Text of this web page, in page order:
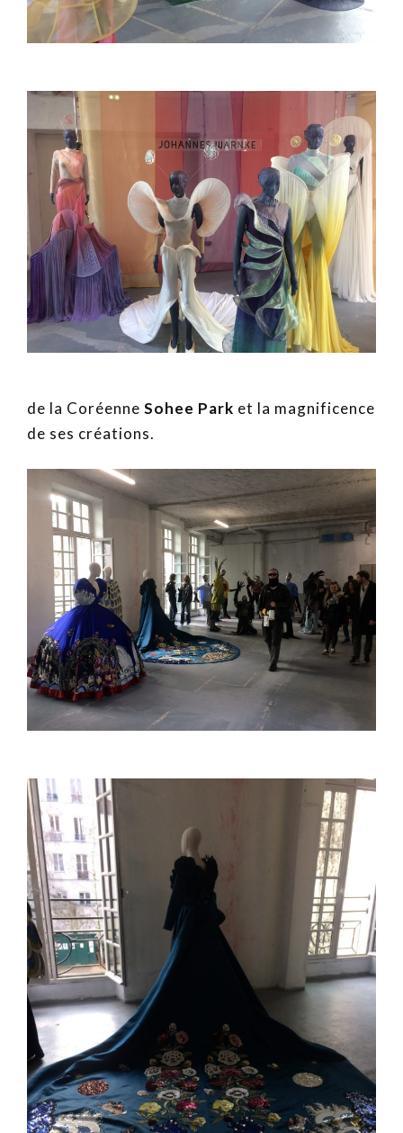
de la Coréenne Sohee Park et la magnificence
de ses créations.